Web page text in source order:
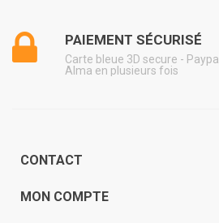
PAIEMENT SÉCURISÉ
Carte bleue 3D secure - Paypal
Alma en plusieurs fois
CONTACT
MON COMPTE